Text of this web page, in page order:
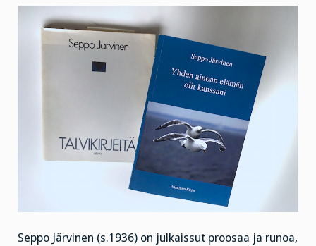
Seppo Järvinen (s.1936) on julkaissut proosaa ja runoa,